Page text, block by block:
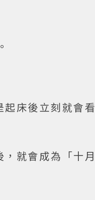
床後立刻就會看
就會成為「十月